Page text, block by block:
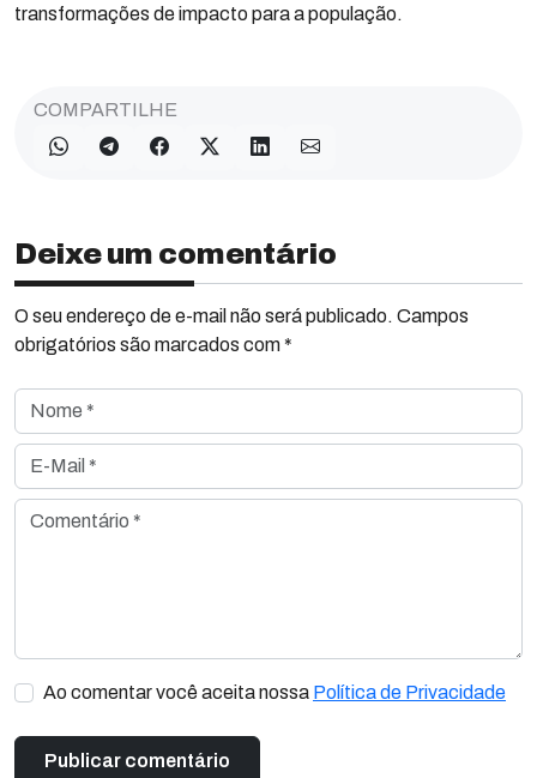
transformações de impacto para a população.
COMPARTILHE
Deixe um comentário
O seu endereço de e-mail não será publicado. Campos
obrigatórios são marcados com *
Nome *
E-Mail *
Comentário *
Ao comentar você aceita nossa Política de Privacidade